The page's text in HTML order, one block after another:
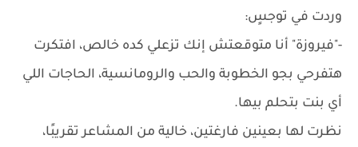
وردت في توجسٍ:
-"فيروزة" أنا متوقعتش إنك تزعلي كده خالص، افتكرت
هتفرحي بجو الخطوبة والحب والرومانسية، الحاجات اللي
أي بنت بتحلم بيها.
نظرت لها بعينين فارغتين، خالية من المشاعر تقريبًا،